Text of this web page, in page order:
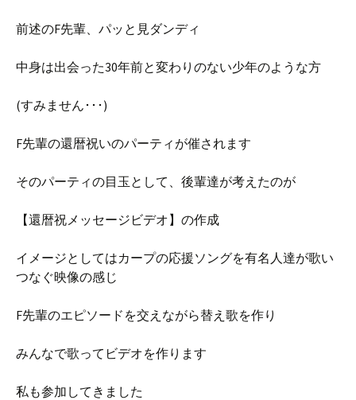
前述のF先輩、パッと見ダンディ
中身は出会った30年前と変わりのない少年のような方
(すみません･･･)
F先輩の還暦祝いのパーティが催されます
そのパーティの目玉として、後輩達が考えたのが
【還暦祝メッセージビデオ】の作成
イメージとしてはカープの応援ソングを有名人達が歌い
つなぐ映像の感じ
F先輩のエピソードを交えながら替え歌を作り
みんなで歌ってビデオを作ります
私も参加してきました